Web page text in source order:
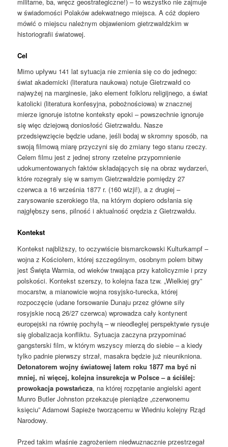
w świadomości Polaków adekwatnego miejsca. A cóż dopiero
mówić o miejscu należnym objawieniom gietrzwałdzkim w
historiografii światowej.
Cel
Mimo upływu 141 lat sytuacja nie zmienia się co do jednego:
świat akademicki (literatura naukowa) notuje Gietrzwałd co
najwyżej na marginesie, jako element folkloru religijnego, a świat
katolicki (literatura konfesyjna, pobożnościowa) w znacznej
mierze ignoruje istotne konteksty epoki – powszechnie ignoruje
się więc dziejową doniosłość Gietrzwałdu. Nasze
przedsięwzięcie będzie udane, jeśli bodaj w skromny sposób, na
swoją filmową miarę przyczyni się do zmiany tego stanu rzeczy.
Celem filmu jest z jednej strony rzetelne przypomnienie
udokumentowanych faktów składających się na obraz wydarzeń,
które rozegrały się w samym Gietrzwałdzie pomiędzy 27
czerwca a 16 września 1877 r. (160 wizji!), a z drugiej –
zarysowanie szerokiego tła, na którym dopiero odsłania się
najgłębszy sens, pilność i aktualność orędzia z Gietrzwałdu.
Kontekst
Kontekst najbliższy, to oczywiście bismarckowski Kulturkampf –
wojna z Kościołem, której szczególnym, osobnym polem bitwy
jest Święta Warmia, od wieków trwająca przy katolicyzmie i przy
polskości. Kontekst szerszy, to kolejna faza tzw. „Wielkiej gry”
mocarstw, a mianowicie wojna rosyjsko-turecka, której
rozpoczęcie (udane forsowanie Dunaju przez główne siły
rosyjskie nocą 26/27 czerwca) wprowadza cały kontynent
europejski na równię pochyłą – w nieodległej perspektywie rysuje
się globalizacja konfliktu. Sytuacja zaczyna przypominać
gangsterski film, w którym wszyscy mierzą do siebie – a kiedy
tylko padnie pierwszy strzał, masakra będzie już nieunikniona.
Detonatorem wojny światowej latem roku 1877 ma być ni
mniej, ni więcej, kolejna insurekcja w Polsce – a ściślej:
prowokacja powstańcza, na której rozpętanie angielski agent
Munro Butler Johnston przekazuje pieniądze „czerwonemu
księciu” Adamowi Sapieże tworzącemu w Wiedniu kolejny Rząd
Narodowy.
Przed takim właśnie zagrożeniem niedwuznacznie przestrzegał